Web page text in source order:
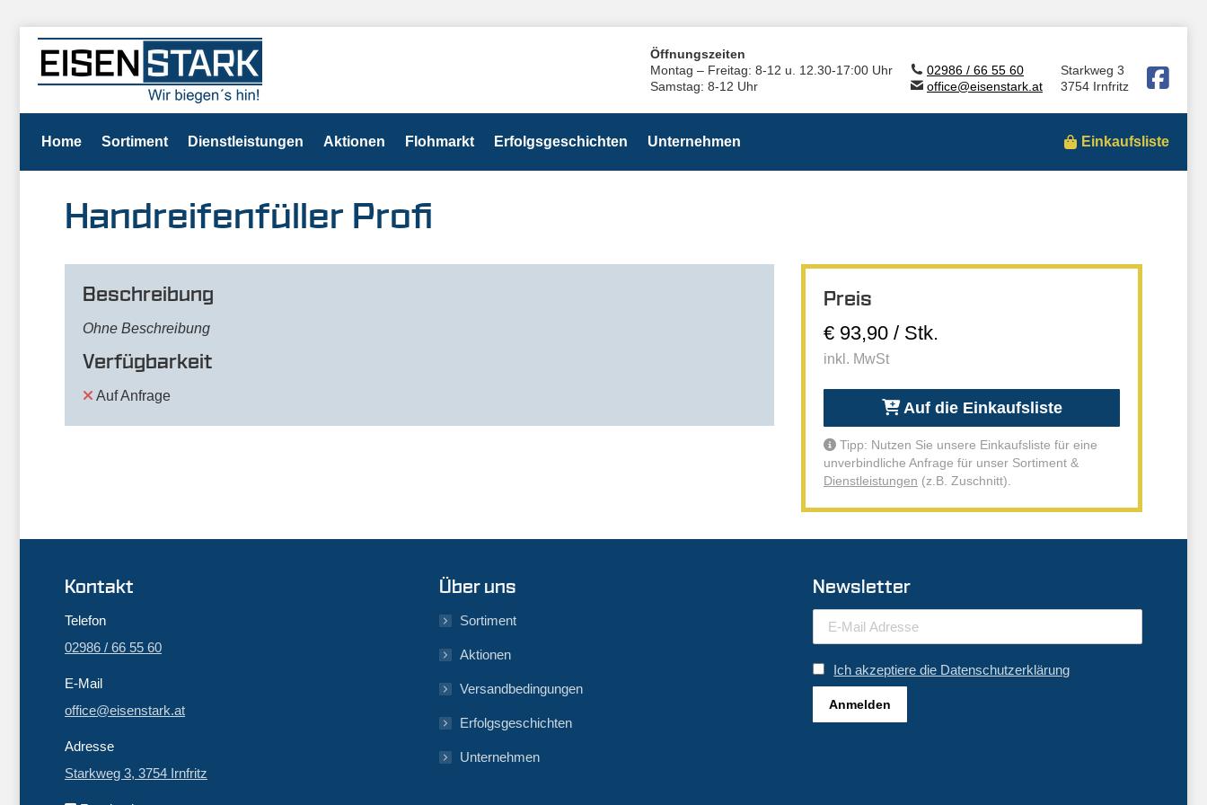
Öffnungszeiten
Montag – Freitag: 8-12 u. 12.30-17:00 Uhr
Samstag: 8-12 Uhr
02986 / 66 55 60
office@eisenstark.at
Starkweg 3
3754 Irnfritz
Home Sortiment Dienstleistungen Aktionen Flohmarkt Erfolgsgeschichten Unternehmen Einkaufsliste
Handreifenfüller Profi
Beschreibung
Ohne Beschreibung
Verfügbarkeit
Auf Anfrage
Preis
€ 93,90 / Stk.
inkl. MwSt
Auf die Einkaufsliste
Tipp: Nutzen Sie unsere Einkaufsliste für eine
unverbindliche Anfrage für unser Sortiment &
Dienstleistungen (z.B. Zuschnitt).
Kontakt
Telefon
02986 / 66 55 60
E-Mail
office@eisenstark.at
Adresse
Starkweg 3, 3754 Irnfritz
Über uns
Sortiment
Aktionen
Versandbedingungen
Erfolgsgeschichten
Unternehmen
Newsletter
Ich akzeptiere die Datenschutzerklärung